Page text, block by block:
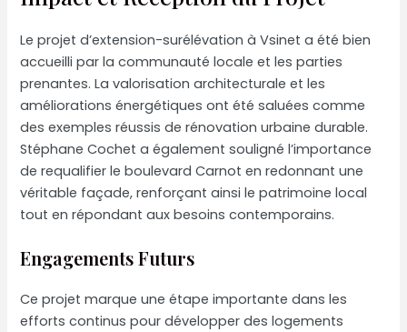
Le projet d’extension-surélévation à Vsinet a été bien
accueilli par la communauté locale et les parties
prenantes. La valorisation architecturale et les
améliorations énergétiques ont été saluées comme
des exemples réussis de rénovation urbaine durable.
Stéphane Cochet a également souligné l’importance
de requalifier le boulevard Carnot en redonnant une
véritable façade, renforçant ainsi le patrimoine local
tout en répondant aux besoins contemporains.
Engagements Futurs
Ce projet marque une étape importante dans les
efforts continus pour développer des logements